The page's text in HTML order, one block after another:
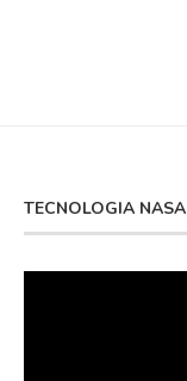
TECNOLOGIA NASA